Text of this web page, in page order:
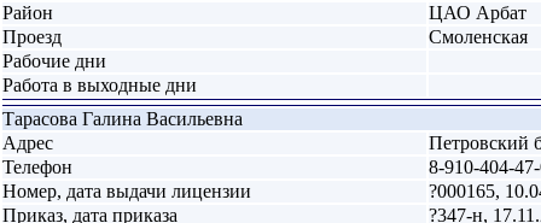
Район
ЦАО Арбат
Проезд
Смоленская
Рабочие дни
Работа в выходные дни
Тарасова Галина Васильевна
Адрес
Петровский
Телефон
8-910-404-
Номер, дата выдачи лицензии
?000165,
Приказ, дата приказа
?347-н,